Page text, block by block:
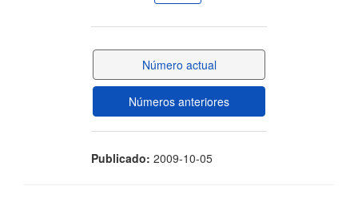
Número actual
Números anteriores
Publicado: 2009-10-05